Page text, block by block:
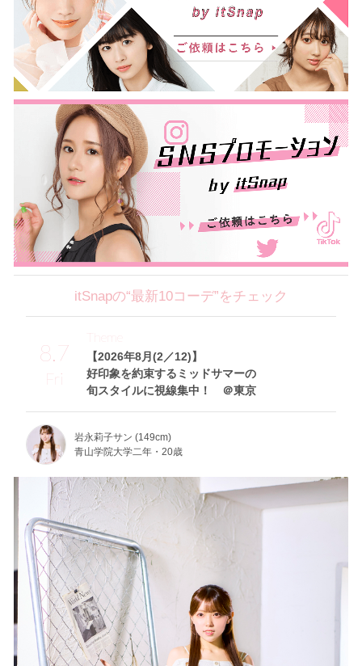
itSnapの“最新10コーデ”をチェック
8.7
Fri
【2026年8月(2／12)】
好印象を約束するミッドサマーの
旬スタイルに視線集中！ ＠東京
Theme
岩永莉子サン (149cm)
青山学院大学二年・20歳